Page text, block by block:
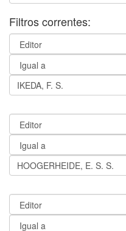
Filtros correntes: